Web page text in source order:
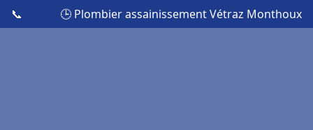
📞 🕒 Plombier assainissement Vétraz Monthoux